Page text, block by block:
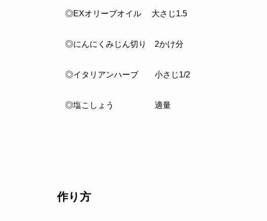
◎EXオリーブオイル 大さじ1.5
◎にんにくみじん切り 2かけ分
◎イタリアンハーブ 小さじ1/2
◎塩こしょう 適量
作り方